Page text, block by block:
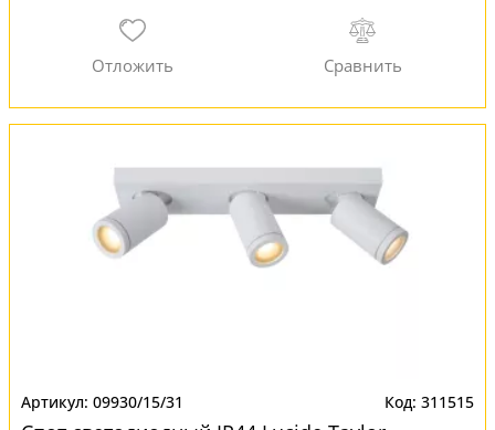
09930/15/31 311515